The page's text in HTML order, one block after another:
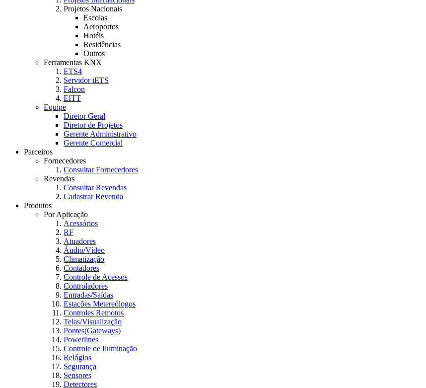
Projetos Nacionais
Escolas
Aeroportos
Hotéis
Residências
Outros
Ferramentas KNX
ETS4
Servidor iETS
Falcon
EITT
Equipe
Diretor Geral
Diretor de Projetos
Gerente Administrativo
Gerente Comercial
Parceiros
Fornecedores
Consultar Fornecedores
Revendas
Consultar Revendas
Cadastrar Revenda
Produtos
Por Aplicação
Acessórios
RF
Atuadores
Áudio/Vídeo
Climatização
Contadores
Controle de Acessos
Controladores
Entradas/Saídas
Estações Metereólogos
Controles Remotos
Telas/Visualização
Pontes(Gateways)
Powerlines
Controle de Iluminação
Relógios
Segurança
Sensores
Detectores